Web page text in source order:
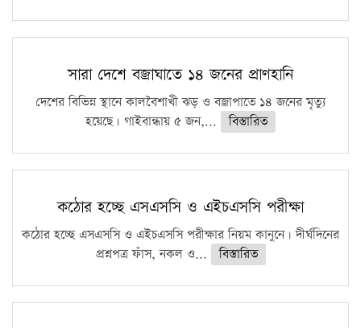
সারা দেশে বজ্রাঘাতে ১৪ জনের প্রাণহানি
দেশের বিভিন্ন স্থানে কালবৈশাখী ঝড় ও বজ্রাপাতে ১৪ জনের মৃত্যু
হয়েছে। গাইবান্ধায় ৫ জন,...
বিস্তারিত
কঠোর হচ্ছে এসএসসি ও এইচএসসি পরীক্ষা
কঠোর হচ্ছে এসএসসি ও এইচএসসি পরীক্ষার নিয়ম কানুনে। দীর্ঘদিনের
প্রশ্নপত্র ফাঁস, নকল ও...
বিস্তারিত